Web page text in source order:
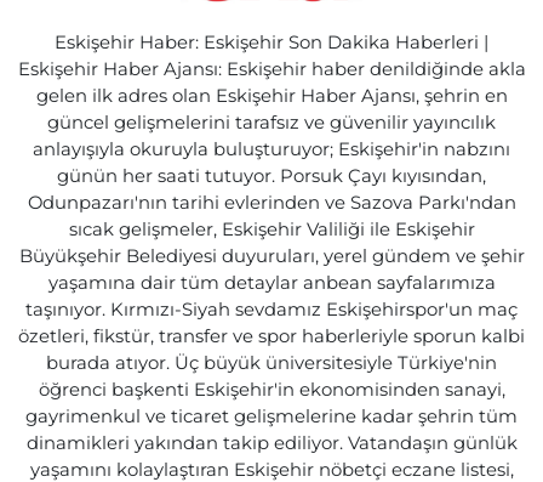
Eskişehir Haber: Eskişehir Son Dakika Haberleri |
Eskişehir Haber Ajansı: Eskişehir haber denildiğinde akla
gelen ilk adres olan Eskişehir Haber Ajansı, şehrin en
güncel gelişmelerini tarafsız ve güvenilir yayıncılık
anlayışıyla okuruyla buluşturuyor; Eskişehir'in nabzını
günün her saati tutuyor. Porsuk Çayı kıyısından,
Odunpazarı'nın tarihi evlerinden ve Sazova Parkı'ndan
sıcak gelişmeler, Eskişehir Valiliği ile Eskişehir
Büyükşehir Belediyesi duyuruları, yerel gündem ve şehir
yaşamına dair tüm detaylar anbean sayfalarımıza
taşınıyor. Kırmızı-Siyah sevdamız Eskişehirspor'un maç
özetleri, fikstür, transfer ve spor haberleriyle sporun kalbi
burada atıyor. Üç büyük üniversitesiyle Türkiye'nin
öğrenci başkenti Eskişehir'in ekonomisinden sanayi,
gayrimenkul ve ticaret gelişmelerine kadar şehrin tüm
dinamikleri yakından takip ediliyor. Vatandaşın günlük
yaşamını kolaylaştıran Eskişehir nöbetçi eczane listesi,